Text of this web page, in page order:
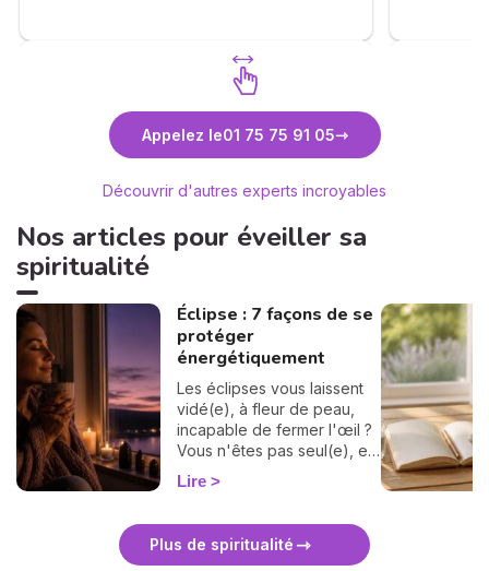
Découvrez Quentin Duroy
Appelez le01 75 75 91 05
Découvrir d'autres experts incroyables
Nos articles pour éveiller sa
spiritualité
Éclipse : 7 façons de se
protéger
énergétiquement
Les éclipses vous laissent
vidé(e), à fleur de peau,
incapable de fermer l'œil ?
Vous n'êtes pas seul(e), et
surtout : ça se traverse en
douceur. Voici 7 gestes
vous protéger
énergétiquement et
Lire
Plus de spiritualité